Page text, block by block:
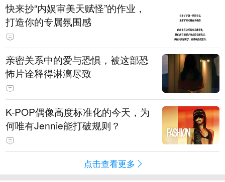
快来抄“内娱审美天赋怪”的作业，
打造你的专属氛围感
亲密关系中的爱与恐惧，被这部恐
怖片诠释得淋漓尽致
K-POP偶像高度标准化的今天，为
何唯有Jennie能打破规则？
点击查看更多